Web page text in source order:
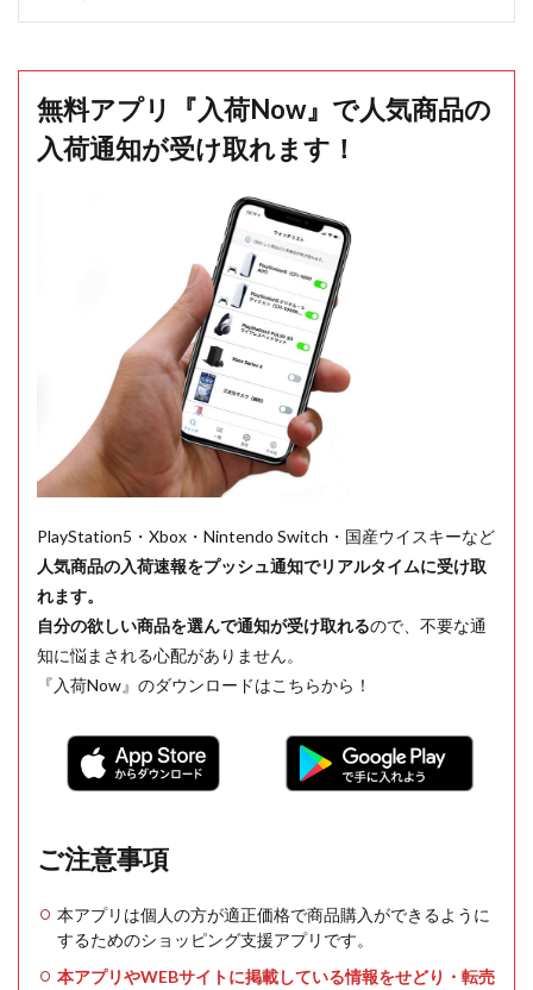
無料アプリ『入荷Now』で人気商品の
入荷通知が受け取れます！
PlayStation5・Xbox・Nintendo Switch・国産ウイスキーなど
人気商品の入荷速報をプッシュ通知でリアルタイムに受け取
れます。
自分の欲しい商品を選んで通知が受け取れるので、不要な通
知に悩まされる心配がありません。
『入荷Now』のダウンロードはこちらから！
ご注意事項
本アプリは個人の方が適正価格で商品購入ができるように
するためのショッピング支援アプリです。
本アプリやWEBサイトに掲載している情報をせどり・転売